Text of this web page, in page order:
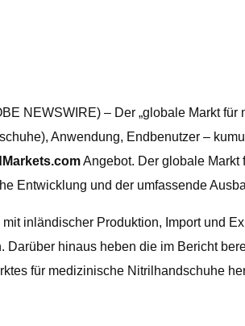
NEWSWIRE) – Der „globale Markt
Anwendung, Endbenutzer –
Angebot. Der globale
Entwicklung und der umfassende
inländischer Produktion, Import und
Darüber hinaus heben die im Bericht
für medizinische Nitrilhandschuhe